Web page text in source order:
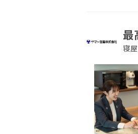
最
寝